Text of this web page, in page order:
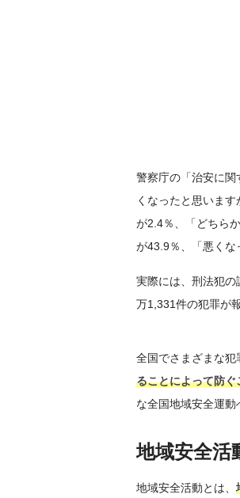
警察庁の「治安に関
くなったと思いま
が2.4％、「どちら
が43.9％、「悪くな
実際には、刑法犯
万1,331件の犯罪が
全国でさまざまな犯
ることによって防
な全国地域安全運動
地域安全活
地域安全活動とは、